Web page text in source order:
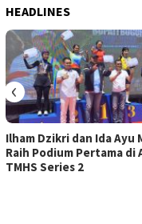
HEADLINES
Ilham Dzikri dan Ida Ayu
Raih Podium Pertama di
TMHS Series 2
‹